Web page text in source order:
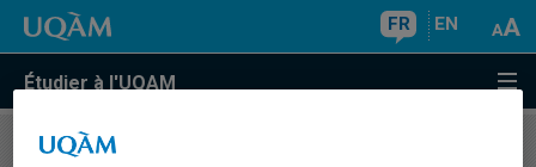
FR EN
Étudier à l'UQAM
COURS//